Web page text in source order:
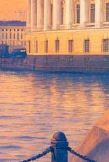
в соцсетях группы.
хештегом,